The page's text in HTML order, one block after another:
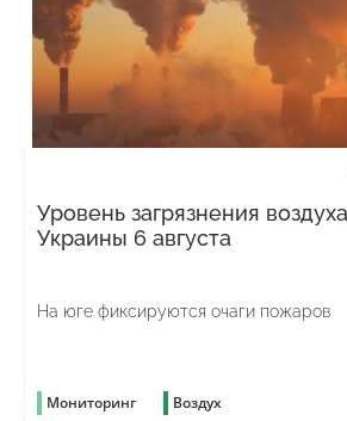
Уровень загрязнения
Украины 6 августа
На юге фиксируются очаги пожаров
Мониторинг Воздух